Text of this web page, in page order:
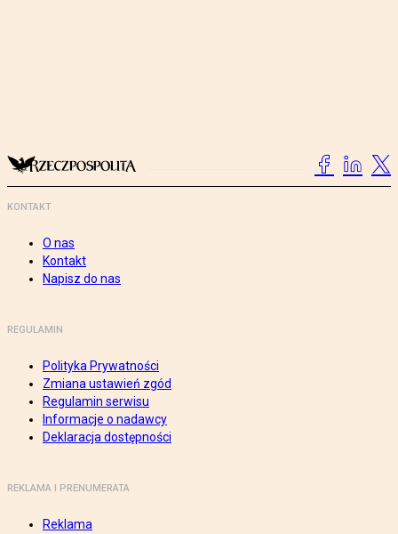
KONTAKT
O nas
Kontakt
Napisz do nas
REGULAMIN
Polityka Prywatności
Zmiana ustawień zgód
Regulamin serwisu
Informacje o nadawcy
Deklaracja dostępności
REKLAMA I PRENUMERATA
Reklama